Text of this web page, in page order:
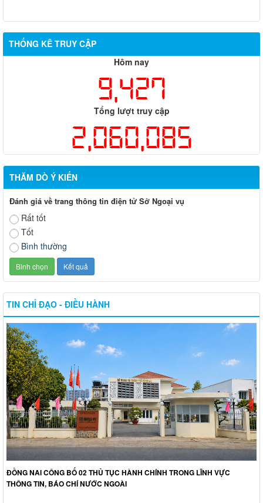
THỐNG KÊ TRUY CẬP
Hôm nay
9,427
Tổng lượt truy cập
2,060,085
THĂM DÒ Ý KIẾN
Đánh giá về trang thông tin điện tử Sở Ngoại vụ
Rất tốt
Tốt
Bình thường
TIN CHỈ ĐẠO - ĐIỀU HÀNH
ĐỒNG NAI CÔNG BỐ 02 THỦ TỤC HÀNH CHÍNH TRONG LĨNH VỰC
THÔNG TIN, BÁO CHÍ NƯỚC NGOÀI